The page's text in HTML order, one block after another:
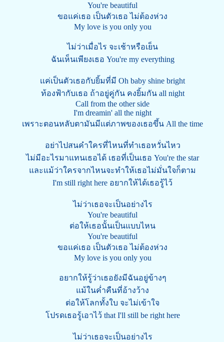
You're beautiful
ขอแค่เธอ เป็นตัวเธอ ไม่ต้องห่วง
My love is you only you
ไม่ว่าเมื่อไร จะเช้าหรือเย็น
ฉันเห็นเพียงเธอ You're my everything
เเค่เป็นตัวเธอกับยิ้มที่มี Oh baby shine bright
ท้องฟ้ากับเธอ ถ้าอยู่คู่กัน คงยิ้มกัน all night
Call from the other side
I'm dreamin' all the night
เพราะตอนหลับตามันมีเเต่ภาพของเธอขึ้น All the time
อย่าไปสนคำใครที่ไหนที่ทำเธอหวั่นไหว
ไม่มีอะไรมาแทนเธอได้ เธอที่เป็นเธอ You're the star
และแม้ว่าใครจากไหนจะทำให้เธอไม่มั่นใจก็ตาม
I'm still right here อยากให้ได้เธอรู้ไว้
ไม่ว่าเธอจะเป็นอย่างไร
You're beautiful
ต่อให้เธอนั้นเป็นแบบไหน
You're beautiful
ขอแค่เธอ เป็นตัวเธอ ไม่ต้องห่วง
My love is you only you
อยากให้รู้ว่าเธอยังมีฉันอยู่ข้างๆ
แม้ในค่ำคืนที่อ้างว้าง
ต่อให้โลกทั้งใบ จะไม่เข้าใจ
โปรดเธอรู้เอาไว้ that I'll still be right here
ไม่ว่าเธอจะเป็นอย่างไร